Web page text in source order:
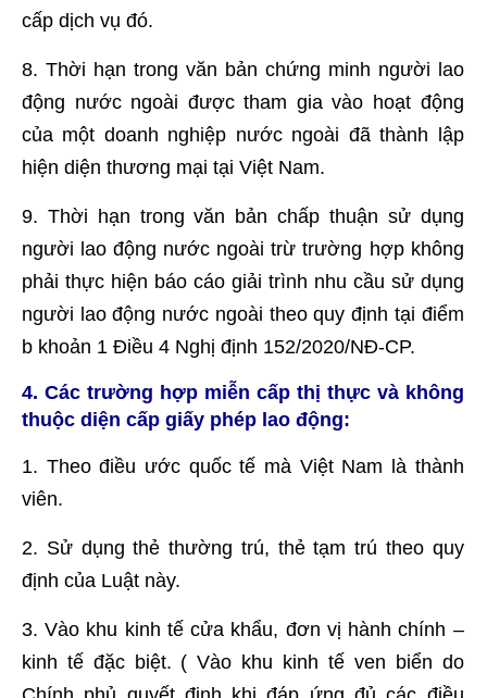
cấp dịch vụ đó.
8. Thời hạn trong văn bản chứng minh người lao
động nước ngoài được tham gia vào hoạt động
của một doanh nghiệp nước ngoài đã thành lập
hiện diện thương mại tại Việt Nam.
9. Thời hạn trong văn bản chấp thuận sử dụng
người lao động nước ngoài trừ trường hợp không
phải thực hiện báo cáo giải trình nhu cầu sử dụng
người lao động nước ngoài theo quy định tại điểm
b khoản 1 Điều 4 Nghị định 152/2020/NĐ-CP.
4. Các trường hợp miễn cấp thị thực và không
thuộc diện cấp giấy phép lao động:
1. Theo điều ước quốc tế mà Việt Nam là thành
viên.
2. Sử dụng thẻ thường trú, thẻ tạm trú theo quy
định của Luật này.
3. Vào khu kinh tế cửa khẩu, đơn vị hành chính –
kinh tế đặc biệt. ( Vào khu kinh tế ven biển do